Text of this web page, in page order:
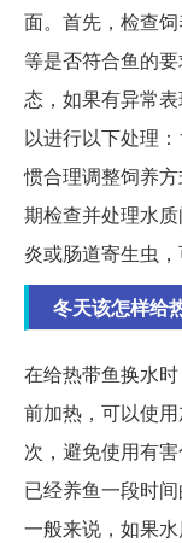
面。首先，检查
等是否符合鱼的
态，如果有异常
以进行以下处理
惯合理调整饲养
期检查并处理水
炎或肠道寄生虫，
冬天该怎样给
在给热带鱼换水
前加热，可以使
次，避免使用有
已经养鱼一段时
一般来说，如果